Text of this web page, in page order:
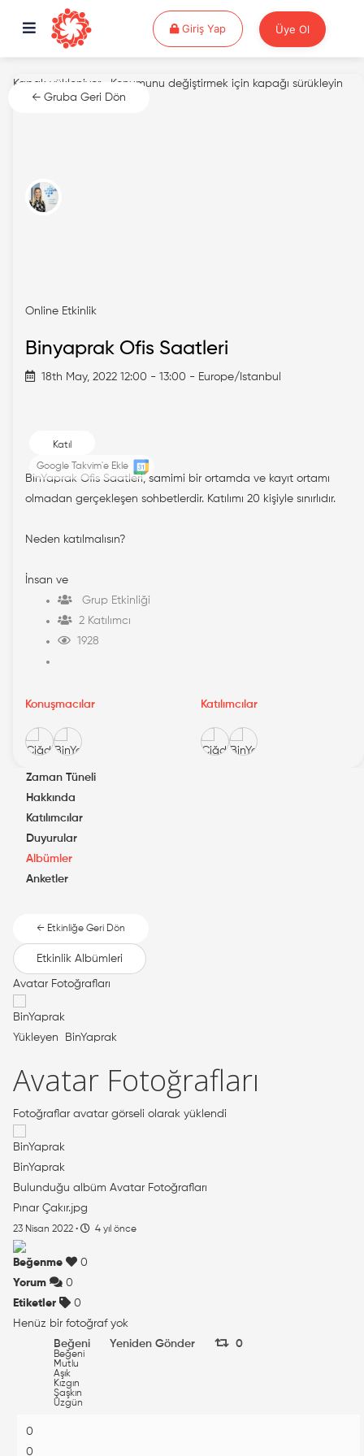
Giriş YapGiriş Yap Üye Ol
← Gruba Geri Dön
Kapak yükleniyor... Konumunu değiştirmek için kapağı sürükleyin
Online Etkinlik
Binyaprak Ofis Saatleri
18th May, 2022 12:00 - 13:00 - Europe/Istanbul
Katıl
Google Takvim'e Ekle
BinYaprak Ofis Saatleri, samimi bir ortamda ve kayıt ortamı
olmadan gerçekleşen sohbetlerdir. Katılımı 20 kişiyle sınırlıdır.
Neden katılmalısın?
İnsan ve
Grup Etkinliği
2 Katılımcı
1928
Konuşmacılar Katılımcılar
Zaman Tüneli
Hakkında
Katılımcılar
Duyurular
Albümler
Anketler
← Etkinliğe Geri Dön
Etkinlik Albümleri
Avatar Fotoğrafları
Yükleyen BinYaprak
Avatar Fotoğrafları
Fotoğraflar avatar görseli olarak yüklendi
BinYaprak
Bulunduğu albüm Avatar Fotoğrafları
Pınar Çakır.jpg
23 Nisan 2022 · 4 yıl önce
Beğenme
0
Yorum
0
Etiketler
0
Henüz bir fotoğraf yok
Beğeni
Beğeni
Mutlu
Aşık
Kızgın
Şaşkın
Üzgün
Yeniden Gönder 0
0
0